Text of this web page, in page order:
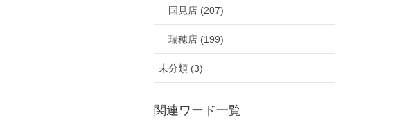
国見店 (207)
瑞穂店 (199)
未分類 (3)
関連ワード一覧